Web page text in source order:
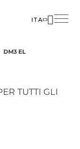
ITA
DM3 EL
TUTTI GLI